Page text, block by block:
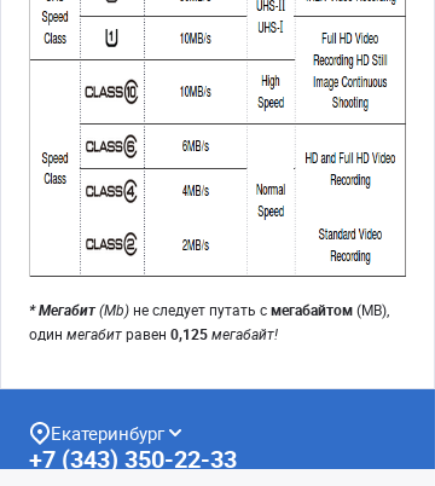
* Мегабит(Mb) не следует путать смегабайтом(MB),
один мегабитравен 0,125мегабайт!
Екатеринбург
+7 (343) 350-22-33